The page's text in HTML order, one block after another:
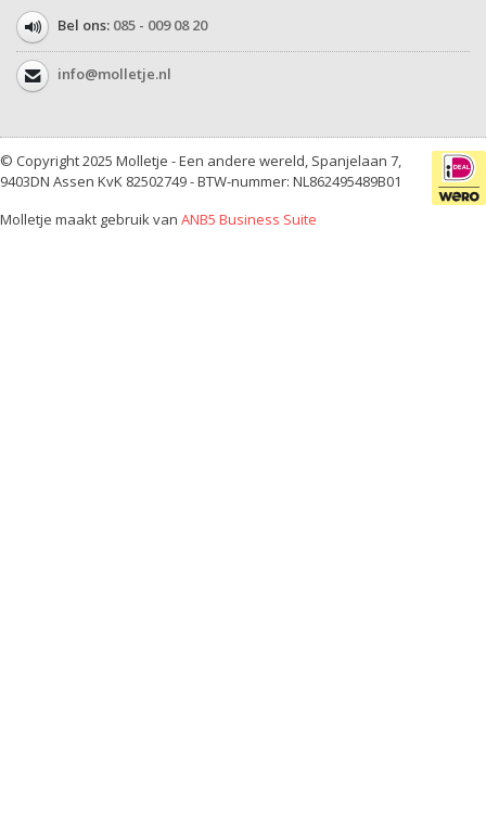
Bel ons: 085 - 009 08 20
info@molletje.nl
© Copyright 2025 Molletje - Een andere wereld, Spanjelaan 7,
9403DN Assen KvK 82502749 - BTW-nummer: NL862495489B01
Molletje maakt gebruik van ANB5 Business Suite